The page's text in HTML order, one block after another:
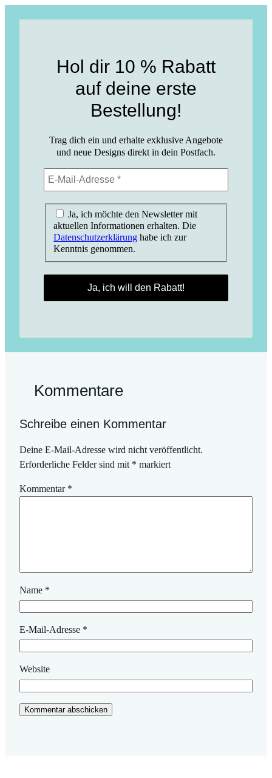
Hol dir 10 % Rabatt
auf deine erste
Bestellung!
Trag dich ein und erhalte exklusive Angebote
und neue Designs direkt in dein Postfach.
Ja, ich möchte den Newsletter mit
aktuellen Informationen erhalten. Die
Datenschutzerklärung habe ich zur
Kenntnis genommen.
Kommentare
Schreibe einen Kommentar
Deine E-Mail-Adresse wird nicht veröffentlicht.
Erforderliche Felder sind mit * markiert
Kommentar *
Name *
E-Mail-Adresse *
Website